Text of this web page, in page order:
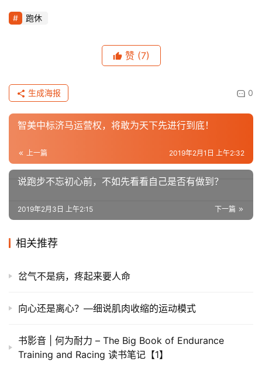
跑休
赞 (7)
0
生成海报
智美中标济马运营权，将敢为天下先进行到底！
上一篇 2019年2月1日 上午2:32
说跑步不忘初心前，不如先看看自己是否有做到？
下一篇
2019年2月3日 上午2:15
相关推荐
岔气不是病，疼起来要人命
向心还是离心？—细说肌肉收缩的运动模式
书影音 | 何为耐力 – The Big Book of Endurance
Training and Racing 读书笔记【1】